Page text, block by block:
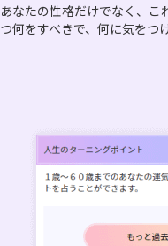
あなたの性格だけでなく、
つ何をすべきで、何に気をつ